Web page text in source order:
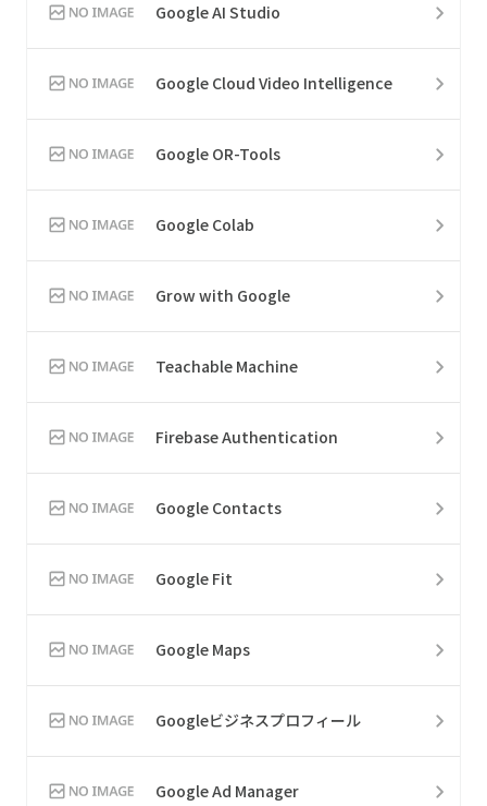
Google AI Studio
Google Cloud Video Intelligence
Google OR-Tools
Google Colab
Grow with Google
Teachable Machine
Firebase Authentication
Google Contacts
Google Fit
Google Maps
Googleビジネスプロフィール
Google Ad Manager